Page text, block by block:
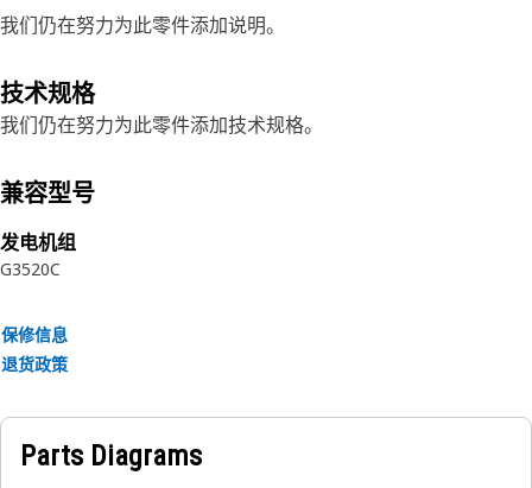
我们仍在努力为此零件添加说明。
技术规格
我们仍在努力为此零件添加技术规格。
兼容型号
发电机组
G3520C
保修信息
退货政策
Parts Diagrams